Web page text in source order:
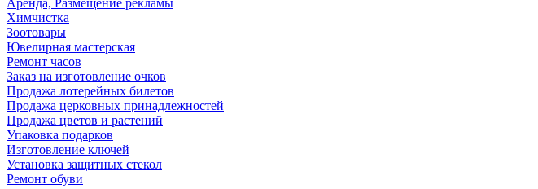
Аренда, Размещение рекламы
Химчистка
Зоотовары
Ювелирная мастерская
Ремонт часов
Заказ на изготовление очков
Продажа лотерейных билетов
Продажа церковных принадлежностей
Продажа цветов и растений
Упаковка подарков
Изготовление ключей
Установка защитных стекол
Ремонт обуви